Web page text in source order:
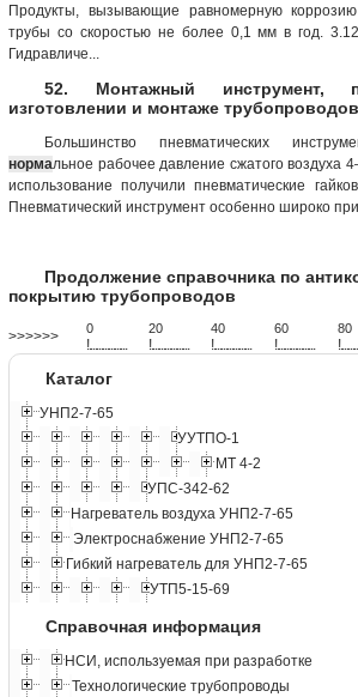
Продукты, вызывающие равномерную
трубы со скоростью не более 0,1 мм в год.
Гидравличе...
52. Монтажный инструмент,
изготовлении и монтаже трубопроводов
Большинство пневматических
нормальное рабочее давление сжатого воздуха
использование получили пневматические
Пневматический инструмент особенно широко
Продолжение справочника по
покрытию трубопроводов
>>>>>> 0
!...................
20
!...................
40
!...................
60
!...................
80
!.........
Каталог
УНП2-7-65
УУТПО-1
МТ 4-2
УПС-342-62
Нагреватель воздуха УНП2-7-65
Электроснабжение УНП2-7-65
Гибкий нагреватель для УНП2-7-65
УТП5-15-69
Справочная информация
НСИ, используемая при разработке
Технологические трубопроводы